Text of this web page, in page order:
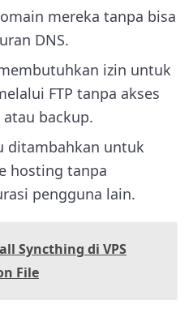
mereka tanpa bisa
DNS.
izin untuk
FTP tanpa akses
atau backup.
ditambahkan untuk
hosting tanpa
pengguna lain.
Syncthing di VPS
File